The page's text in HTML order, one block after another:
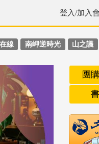
登入/加入
線 南岬逆時光 山之議
團